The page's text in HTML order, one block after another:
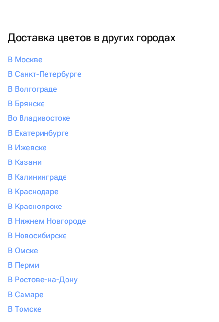
Доставка цветов в других городах
В Москве
В Санкт-Петербурге
В Волгограде
В Брянске
Во Владивостоке
В Екатеринбурге
В Ижевске
В Казани
В Калининграде
В Краснодаре
В Красноярске
В Нижнем Новгороде
В Новосибирске
В Омске
В Перми
В Ростове-на-Дону
В Самаре
В Томске